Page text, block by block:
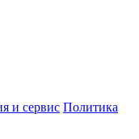
и сервис Политика